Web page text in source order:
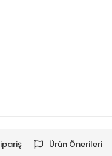
Ürün Önerileri